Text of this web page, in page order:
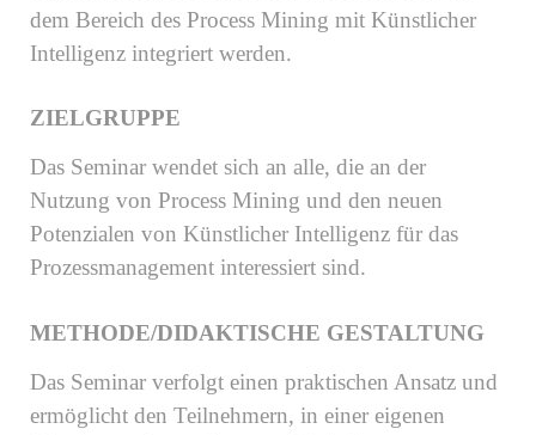
dem Bereich des Process Mining mit Künstlicher
Intelligenz integriert werden.
ZIELGRUPPE
Das Seminar wendet sich an alle, die an der
Nutzung von Process Mining und den neuen
Potenzialen von Künstlicher Intelligenz für das
Prozessmanagement interessiert sind.
METHODE/DIDAKTISCHE GESTALTUNG
Das Seminar verfolgt einen praktischen Ansatz und
ermöglicht den Teilnehmern, in einer eigenen